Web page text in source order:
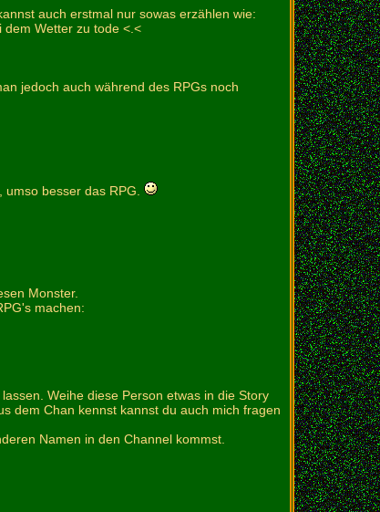
auch erstmal nur sowas erzählen wie:
dem Wetter zu tode <.<
jedoch auch während des RPGs noch
umso besser das RPG.
Monster.
machen:
Weihe diese Person etwas in die Story
dem Chan kennst kannst du auch mich fragen
Namen in den Channel kommst.